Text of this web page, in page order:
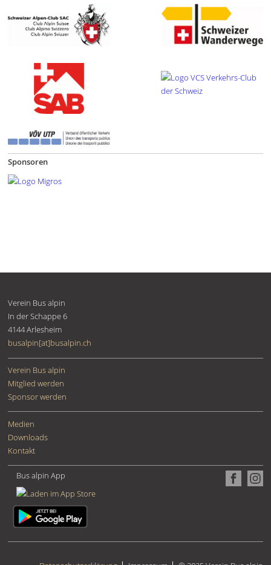
Sponsoren
Verein Bus alpin
In der Schappe 6
4144Arlesheim
busalpin[at]busalpin.ch
Verein Bus alpin
Mitglied werden
Sponsor werden
Medien
Downloads
Kontakt
Bus alpin App